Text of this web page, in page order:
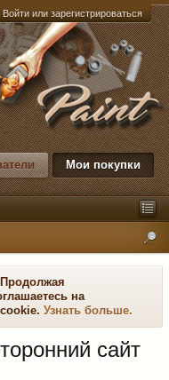
Войти или зарегистрироваться
Мои покупки
на
Узнать больше.
сайт